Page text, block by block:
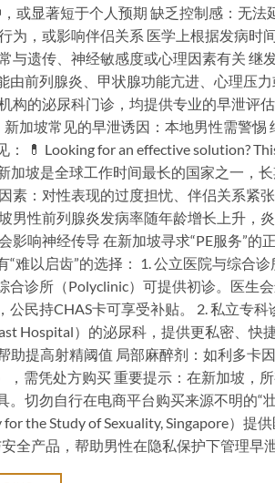
或显著短于个人预期 缺乏控制感：无法
为，或影响伴侣关系 医学上根据发病时
与遗传、神经敏感度或心理因素有关 继
前列腺炎、甲状腺功能亢进、心理压
构的泌尿科门诊，均提供专业的早泄评
加坡常见的早泄诱因：本地男性需警惕
💊 Looking for an effective solution?
加坡是全球工作时间最长的国家之一，
素：对性表现的过度担忧、伴侣关系紧
男性前列腺炎发病率随年龄增长上升，
响神经传导 在新加坡寻求“PE服务”的
难以启齿”的选择： 1. 公立医院与综合诊
诊所（Polyclinic）可提供初诊。医生
民持CHAS卡可享受补贴。 2. 私立专科
Hospital）的泌尿科，提供更私密、快
助提高射精阈值 局部麻醉剂：如利多卡
需凭处方购买 重要提示：在新加坡，
切勿自行在电商平台购买来源不明的“壮
the Study of Sexuality, Singapore）提
全产品，帮助男性在隐私保护下管理早